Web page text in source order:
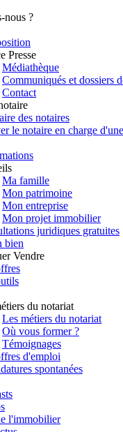
nous ?
Presse
Médiathèque
Communiqués et dossiers
Contact
des notaires
le notaire en charge
Ma famille
Mon patrimoine
Mon entreprise
Mon projet immobilier
juridiques gratuites
bien
Vendre
du notariat
Les métiers du notariat
Où vous former ?
Témoignages
d'emploi
spontanées
l'immobilier